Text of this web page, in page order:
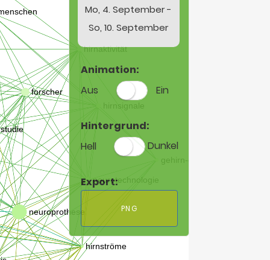
Mo, 4. September -
So, 10. September
Animation:
Aus
Ein
Hintergrund:
Hell
Dunkel
Export:
PNG